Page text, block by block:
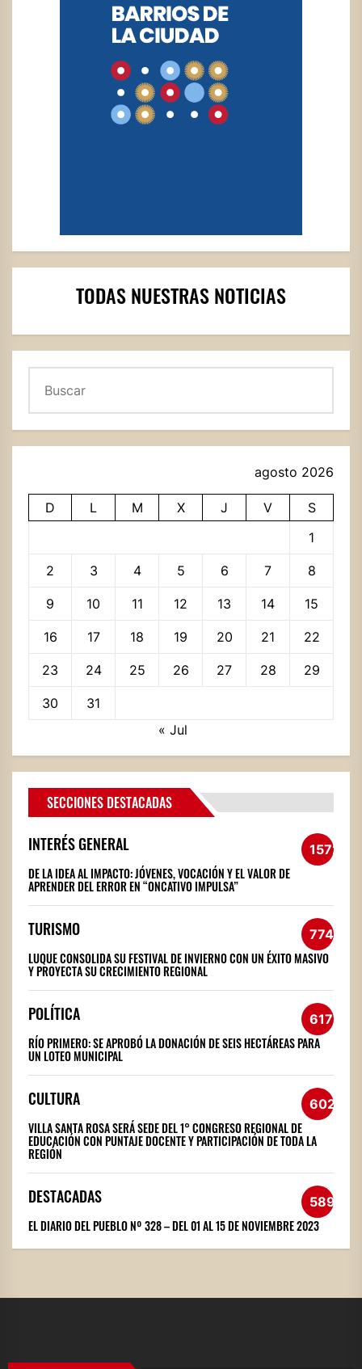
TODAS NUESTRAS NOTICIAS
agosto 2026
D L M X J V
S
1
2 3 4 5 6 7 8
9 10 11 12 13 14 15
16 17 18 19 20 21 22
23 24 25 26 27 28 29
30
31
« Jul
SECCIONES DESTACADAS
INTERÉS GENERAL 1572
DE LA IDEA AL IMPACTO: JÓVENES, VOCACIÓN Y EL VALOR DE
APRENDER DEL ERROR EN “ONCATIVO IMPULSA”
TURISMO 774
LUQUE CONSOLIDA SU FESTIVAL DE INVIERNO CON UN ÉXITO MASIVO
Y PROYECTA SU CRECIMIENTO REGIONAL
POLÍTICA 617
RÍO PRIMERO: SE APROBÓ LA DONACIÓN DE SEIS HECTÁREAS PARA
UN LOTEO MUNICIPAL
CULTURA 602
VILLA SANTA ROSA SERÁ SEDE DEL 1° CONGRESO REGIONAL DE
EDUCACIÓN CON PUNTAJE DOCENTE Y PARTICIPACIÓN DE TODA LA
REGIÓN
DESTACADAS 589
EL DIARIO DEL PUEBLO Nº 328 – DEL 01 AL 15 DE NOVIEMBRE 2023